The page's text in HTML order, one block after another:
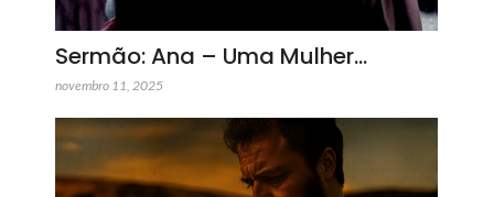
Sermão: Ana – Uma Mulher…
novembro 11, 2025